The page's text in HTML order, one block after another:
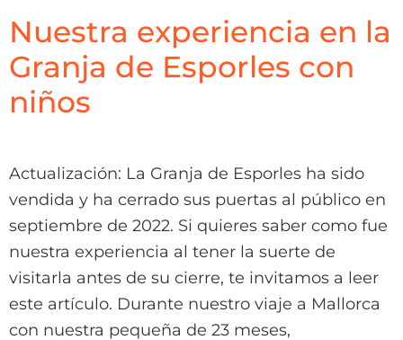
Nuestra experiencia en la
Granja de Esporles con
niños
Actualización: La Granja de Esporles ha sido
vendida y ha cerrado sus puertas al público en
septiembre de 2022. Si quieres saber como fue
nuestra experiencia al tener la suerte de
visitarla antes de su cierre, te invitamos a leer
este artículo. Durante nuestro viaje a Mallorca
con nuestra pequeña de 23 meses,